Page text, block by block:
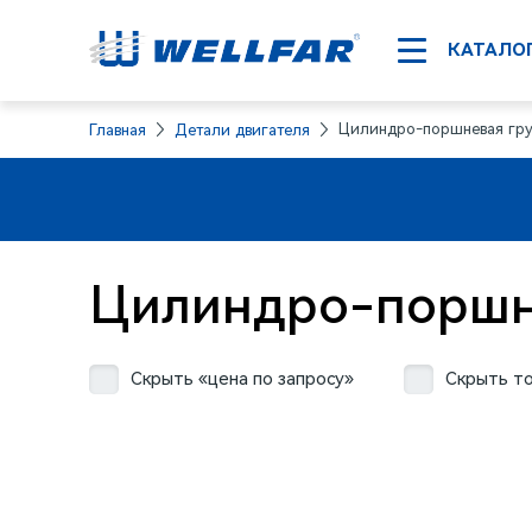
Главная Детали двигателя Цилиндро-поршневая
Цилиндро-
Скрыть «цена по запросу» Скрыть